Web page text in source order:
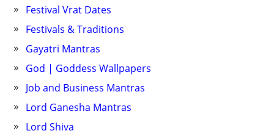
Festival Vrat Dates
Festivals & Traditions
Gayatri Mantras
God | Goddess Wallpapers
Job and Business Mantras
Lord Ganesha Mantras
Lord Shiva